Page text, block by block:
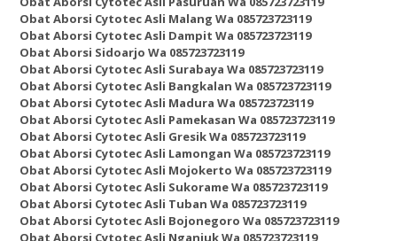
Obat Aborsi Cytotec Asli Malang Wa 085723723119
Obat Aborsi Cytotec Asli Dampit Wa 085723723119
Obat Aborsi Sidoarjo Wa 085723723119
Obat Aborsi Cytotec Asli Surabaya Wa 085723723119
Obat Aborsi Cytotec Asli Bangkalan Wa 085723723119
Obat Aborsi Cytotec Asli Madura Wa 085723723119
Obat Aborsi Cytotec Asli Pamekasan Wa 085723723119
Obat Aborsi Cytotec Asli Gresik Wa 085723723119
Obat Aborsi Cytotec Asli Lamongan Wa 085723723119
Obat Aborsi Cytotec Asli Mojokerto Wa 085723723119
Obat Aborsi Cytotec Asli Sukorame Wa 085723723119
Obat Aborsi Cytotec Asli Tuban Wa 085723723119
Obat Aborsi Cytotec Asli Bojonegoro Wa 085723723119
Obat Aborsi Cytotec Asli Nganjuk Wa 085723723119